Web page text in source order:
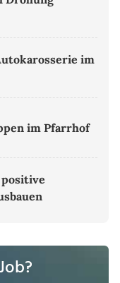
im
im Pfarrhof
positive